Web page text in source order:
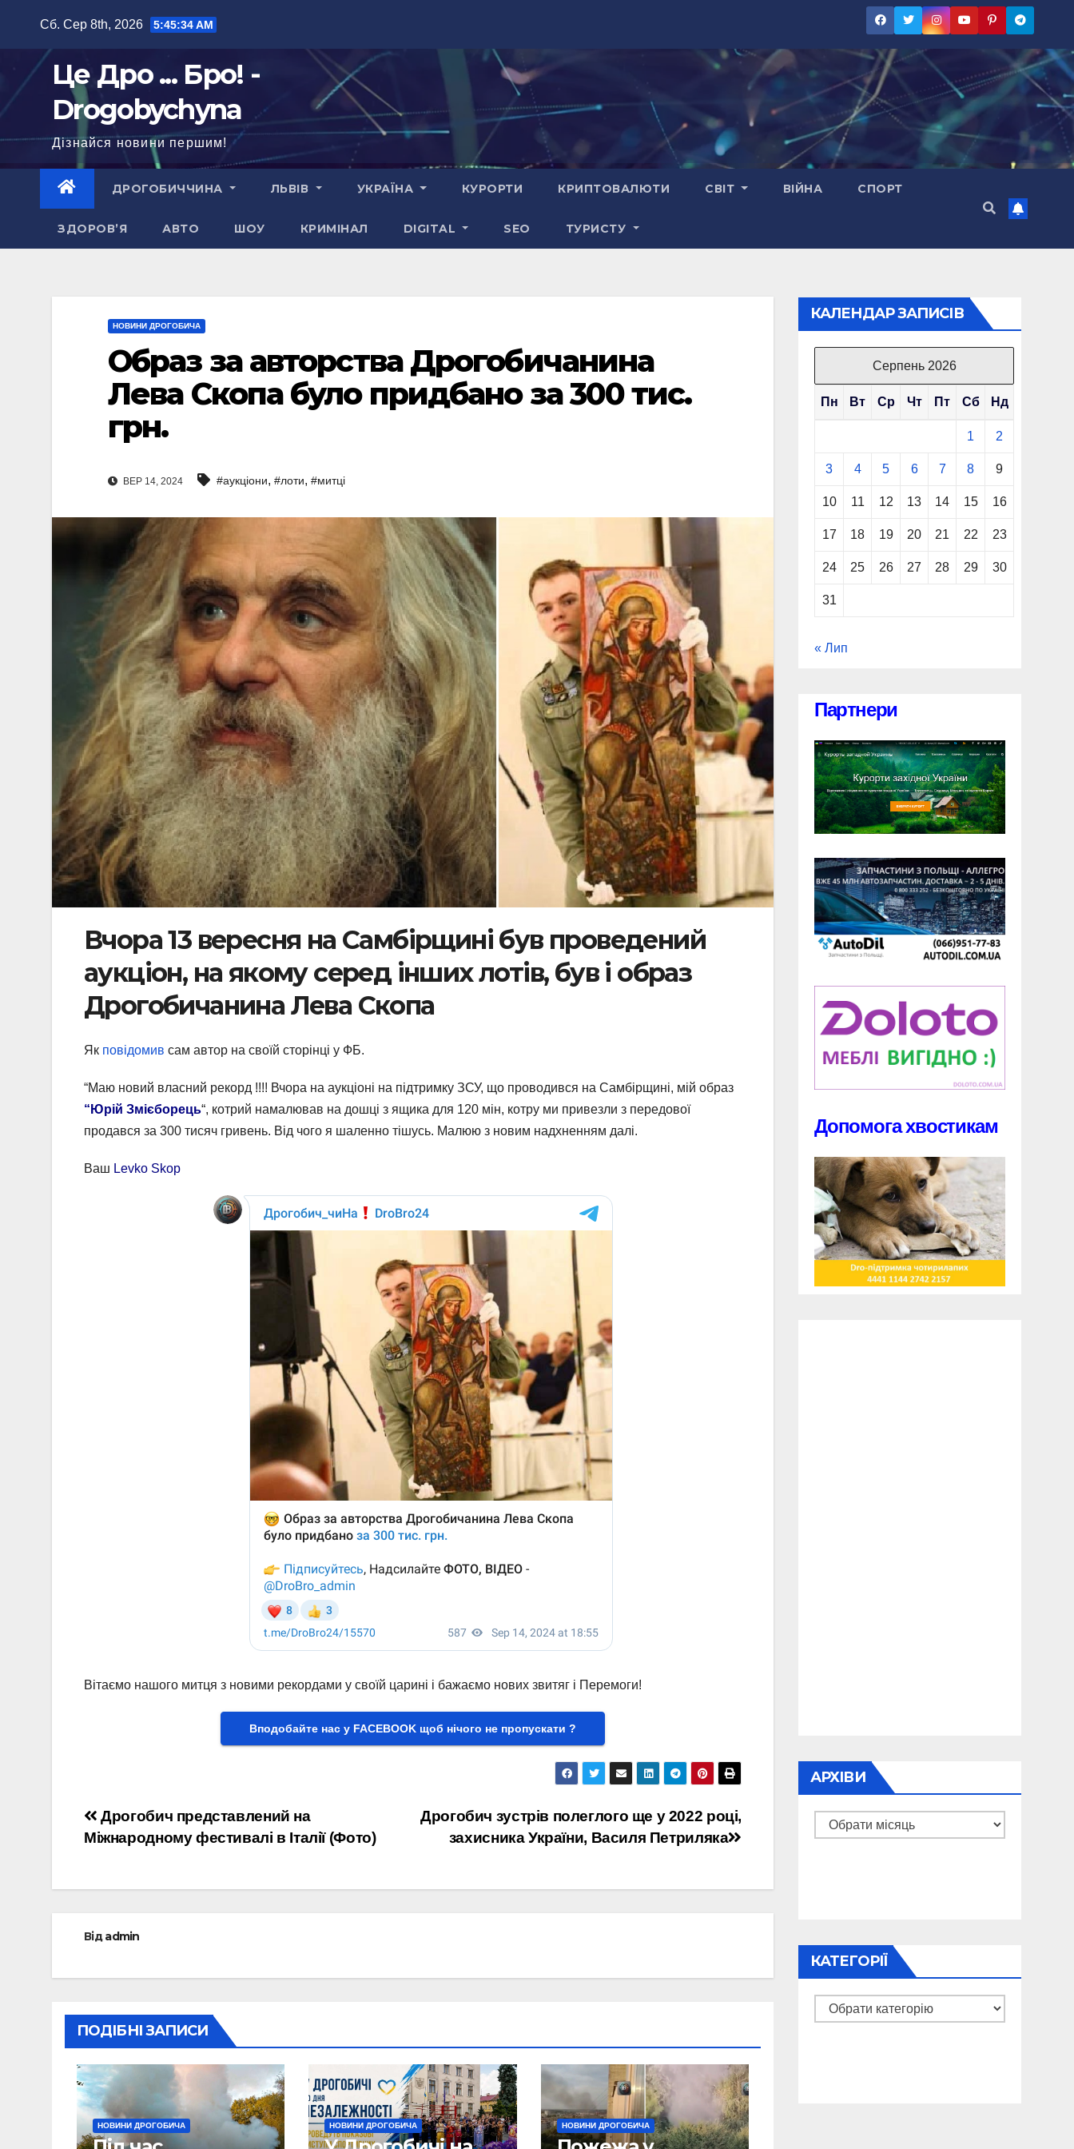
Сб. Сер 8th, 2026 5:45:36 AM
Це Дро ... Бро! -
Drogobychyna
Дізнайся новини першим!
ДРОГОБИЧЧИНА ЛЬВІВ УКРАЇНА КУРОРТИ КРИПТОВАЛЮТИ СВІТ ВІЙНА СПОРТ
ЗДОРОВ’Я АВТО ШОУ КРИМІНАЛ DIGITAL SEO ТУРИСТУ
НОВИНИ ДРОГОБИЧА
Образ за авторства Дрогобичанина
Лева Скопа було придбано за 300 тис.
грн.
ВЕР 14, 2024 #аукціони, #лоти, #митці
Вчора 13 вересня на Самбірщині був проведений
аукціон, на якому серед інших лотів, був і образ
Дрогобичанина Лева Скопа
Як повідомив сам автор на своїй сторінці у ФБ.
“Маю новий власний рекорд !!!! Вчора на аукціоні на підтримку ЗСУ, що проводився на Самбірщині, мій образ
“Юрій Змієборець“, котрий намалював на дошці з ящика для 120 мін, котру ми привезли з передової
продався за 300 тисяч гривень. Від чого я шаленно тішусь. Малюю з новим надхненням далі.
Ваш Levko Skop
Вітаємо нашого митця з новими рекордами у своїй царині і бажаємо нових звитяг і Перемоги!
Вподобайте нас у FACEBOOK щоб нічого не пропускати ?
Навігація
записів
Дрогобич зустрів полеглого ще у 2022 році,
захисника України, Василя Петриляка
Дрогобич представлений на
Міжнародному фестивалі в Італії (Фото)
Відadmin
ПОДІБНІ ЗАПИСИ
НОВИНИ ДРОГОБИЧА НОВИНИ ДРОГОБИЧА НОВИНИ ДРОГОБИЧА
КАЛЕНДАР ЗАПИСІВ
Серпень 2026
Пн Вт Ср Чт Пт Сб Нд
1 2
3 4 5 6 7 8 9
10 11 12 13 14 15 16
17 18 19 20 21 22 23
24 25 26 27 28 29 30
31
« Лип
Партнери
Допомога хвостикам
АРХІВИ
Архіви
КАТЕГОРІЇ
Категорії